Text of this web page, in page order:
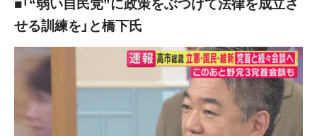
せる訓練を」と橋下氏